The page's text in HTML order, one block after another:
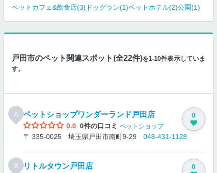
ペットカフェ&飲食店(3) ドッグラン(1)ペットホテル(2)公園(1)
戸田市のペット関連スポット(全22件)を1-10件表示していま
す。
A ペットショップワンダーランド戸田店
0.0 0件の口コミ ペットショップ
〒 335-0025 埼玉県戸田市南町9-29 048-431-1128
0
B リトルタウン戸田店 0